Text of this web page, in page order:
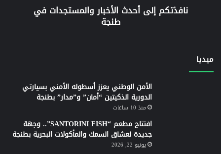
نافذتكم إلى أحدث الأخبار والمستجدات في
طنجة
ميديا
الأمن الوطني يعزز أسطوله الأمني بسيارتي
الدورية الذكيتين “أمان” و”مدار” بطنجة
منذ 10 ساعات
افتتاح مطعم “SANTORINI FISH”.. وجهة
جديدة لعشاق السمك والمأكولات البحرية بطنجة
يونيو 22, 2026